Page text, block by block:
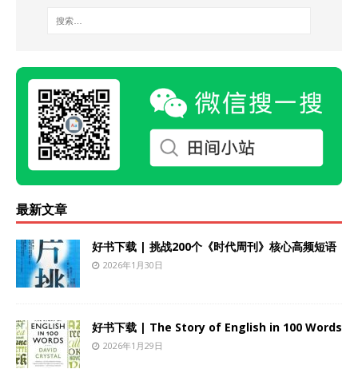
最新文章
好书下载 | 挑战200个《时代周刊》核心高频短语
2026年1月30日
好书下载 | The Story of English in 100 Words
2026年1月29日